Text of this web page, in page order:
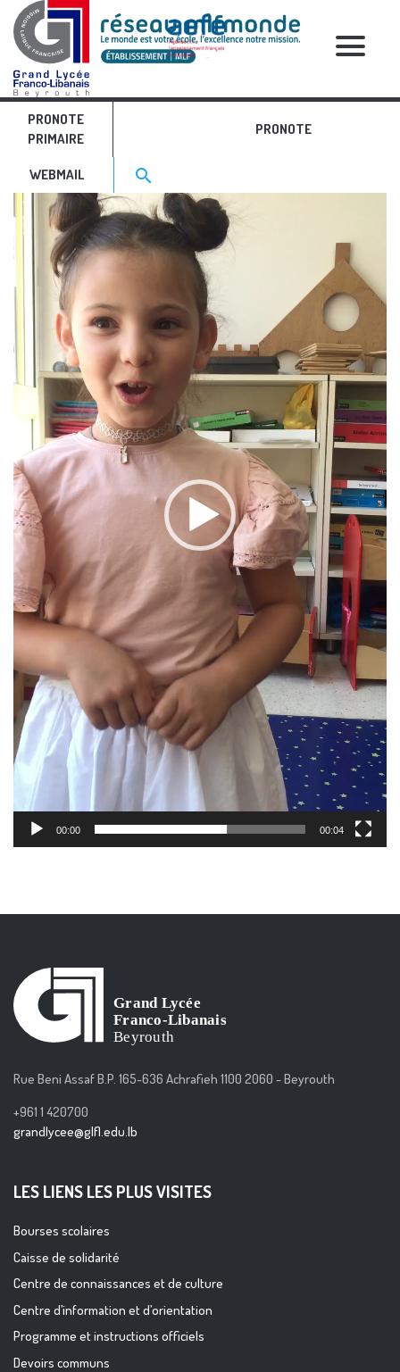
PRONOTE
PRIMAIRE
PRONOTE
WEBMAIL Search for:>
search
RELATIVE POSTS
IMG_5645
Video
Player
00:00 00:04
Rue Beni Assaf B.P. 165-636 Achrafieh 1100 2060 - Beyrouth
+961 1 420700
grandlycee@glfl.edu.lb
LES LIENS LES PLUS VISITES
Bourses scolaires
Caisse de solidarité
Centre de connaissances et de culture
Centre d’information et d’orientation
Programme et instructions officiels
Devoirs communs